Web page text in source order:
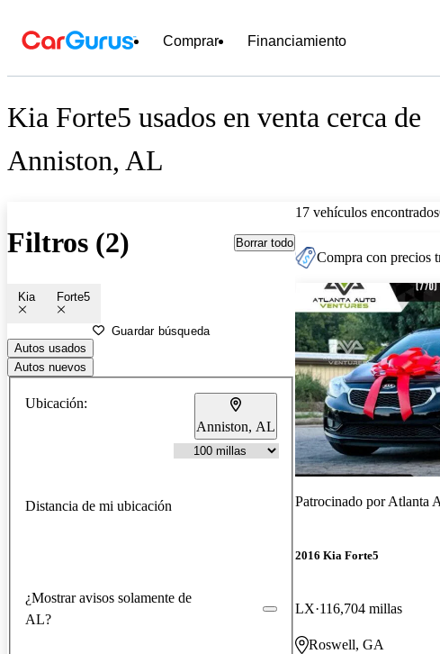
Comprar Financiamiento
Kia Forte5 usados en venta cerca de
Anniston, AL
Filtros (2) Borrar todo
Kia Forte5
Guardar búsqueda
Autos usados
Autos nuevos
Ubicación:
Anniston, AL
Distancia de mi ubicación
¿Mostrar avisos solamente de
AL?
17 vehículos encontrados
Compra con precios
Patrocinado porAtlanta
2016 Kia Forte5
LX 116,704 millas
Roswell, GA